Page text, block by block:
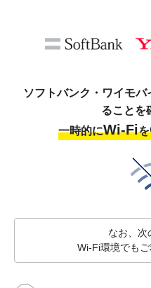
ソフトバンク・ワイモ
ることを
一時的にWi-Fiを
なお、次
Wi-Fi環境でもご